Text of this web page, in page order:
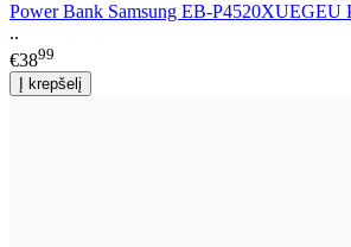
Power Bank Samsung EB-P4520XUEGEU
..
€3899